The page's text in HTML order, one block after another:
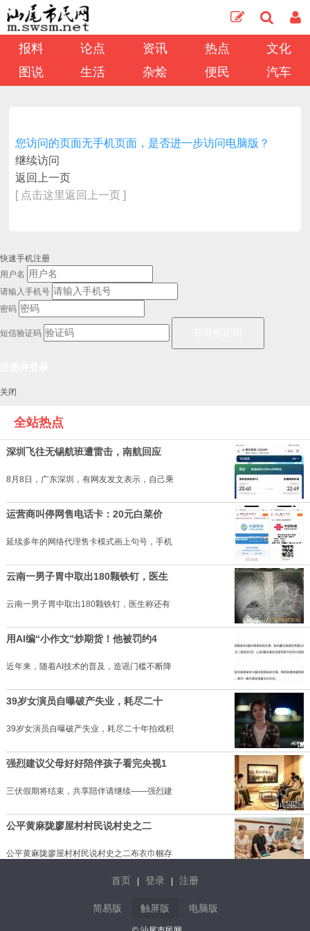
报料 论点 资讯 热点
文化
图说
生活 杂烩 便民 汽车
您访问的页面无手机页面，是否进一步访问电脑版？
继续访问
返回上一页
[ 点击这里返回上一页 ]
快速手机注册
用户名
请输入手机号
密码
短信验证码
关闭
全站热点
深圳飞往无锡航班遭雷击，南航回应
8月8日，广东深圳，有网友发文表示，自己乘
运营商叫停网售电话卡：20元白菜价
延续多年的网络代理售卡模式画上句号，手机
云南一男子胃中取出180颗铁钉，医生
云南一男子胃中取出180颗铁钉，医生称还有
用AI编“小作文”炒期货！他被罚约4
近年来，随着AI技术的普及，造谣门槛不断降
39岁女演员自曝破产失业，耗尽二十
39岁女演员自曝破产失业，耗尽二十年拍戏积
强烈建议父母好好陪伴孩子看完央视1
三伏假期将结束，共享陪伴请继续——强烈建
公平黄麻陇廖屋村村民说村史之二
公平黄麻陇廖屋村村民说村史之二布衣巾帼存
岁月无声，岁岁念思。每年的八月七日，于我
首页 登录 注册
简易版 触屏版 电脑版